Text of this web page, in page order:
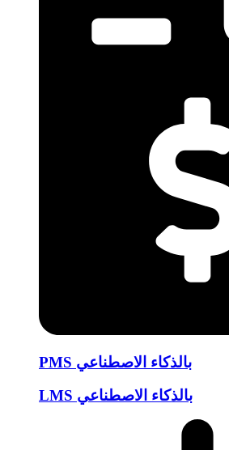
PMS بالذكاء الاصطناعي
LMS بالذكاء الاصطناعي